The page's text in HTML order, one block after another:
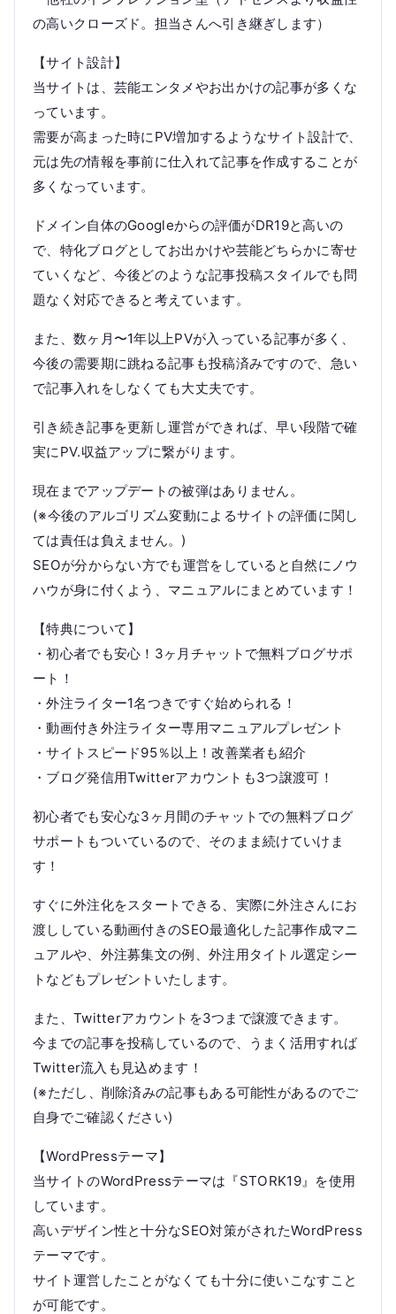
の高いクローズド。担当さんへ引き継ぎします）
【サイト設計】
当サイトは、芸能エンタメやお出かけの記事が多くな
っています。
需要が高まった時にPV増加するようなサイト設計で、
元は先の情報を事前に仕入れて記事を作成することが
多くなっています。
ドメイン自体のGoogleからの評価がDR19と高いの
で、特化ブログとしてお出かけや芸能どちらかに寄せ
ていくなど、今後どのような記事投稿スタイルでも問
題なく対応できると考えています。
また、数ヶ月〜1年以上PVが入っている記事が多く、
今後の需要期に跳ねる記事も投稿済みですので、急い
で記事入れをしなくても大丈夫です。
引き続き記事を更新し運営ができれば、早い段階で確
実にPV.収益アップに繋がります。
現在までアップデートの被弾はありません。
(※今後のアルゴリズム変動によるサイトの評価に関し
ては責任は負えません。)
SEOが分からない方でも運営をしていると自然にノウ
ハウが身に付くよう、マニュアルにまとめています！
【特典について】
・初心者でも安心！3ヶ月チャットで無料ブログサポ
ート！
・外注ライター1名つきですぐ始められる！
・動画付き外注ライター専用マニュアルプレゼント
・サイトスピード95％以上！改善業者も紹介
・ブログ発信用Twitterアカウントも3つ譲渡可！
初心者でも安心な3ヶ月間のチャットでの無料ブログ
サポートもついているので、そのまま続けていけま
す！
すぐに外注化をスタートできる、実際に外注さんにお
渡ししている動画付きのSEO最適化した記事作成マニ
ュアルや、外注募集文の例、外注用タイトル選定シー
トなどもプレゼントいたします。
また、Twitterアカウントを3つまで譲渡できます。
今までの記事を投稿しているので、うまく活用すれば
Twitter流入も見込めます！
(※ただし、削除済みの記事もある可能性があるのでご
自身でご確認ください)
【WordPressテーマ】
当サイトのWordPressテーマは『STORK19』を使用
しています。
高いデザイン性と十分なSEO対策がされたWordPress
テーマです。
サイト運営したことがなくても十分に使いこなすこと
が可能です。